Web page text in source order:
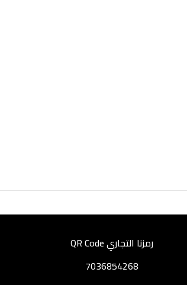
رمزنا التجاري QR Code
7036854268